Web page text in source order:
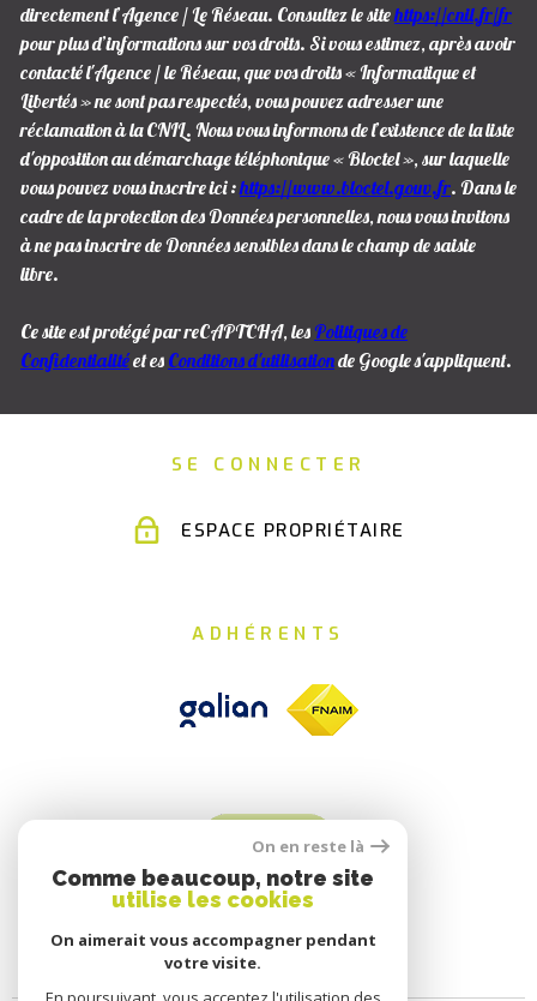
directement l’Agence / Le Réseau. Consultez le sitehttps://cnil.fr/fr
pour plus d’informations sur vos droits. Si vous estimez, après avoir
contacté l'Agence / le Réseau, que vos droits « Informatique et
Libertés » ne sont pas respectés, vous pouvez adresser une
réclamation à la CNIL. Nous vous informons de l’existence de la liste
d'opposition au démarchage téléphonique « Bloctel », sur laquelle
vous pouvez vous inscrire ici :https://www.bloctel.gouv.fr. Dans le
cadre de la protection des Données personnelles, nous vous invitons
à ne pas inscrire de Données sensibles dans le champ de saisie
libre.
Ce site est protégé par reCAPTCHA, lesPolitiques de
Confidentialitéet es Conditions d'utilisationde Google s'appliquent.
SE CONNECTER
ESPACE PROPRIÉTAIRE
ADHÉRENTS
On en reste là
Comme beaucoup, notre site
utilise les cookies
On aimerait vous accompagner pendant
votre visite.